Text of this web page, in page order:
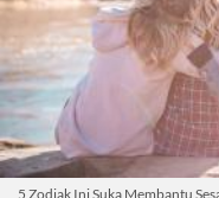
5 Zodiak Ini Suka Membantu